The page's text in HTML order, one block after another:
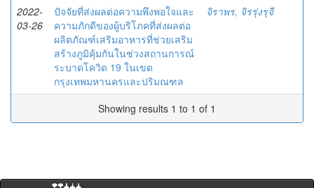
2022-
03-26
ปัจจัยที่ส่งผลต่อความพึงพอใจและ
ความภักดีของผู้บริโภคที่ส่งผลต่อ
ผลิตภัณฑ์เสริมอาหารที่ช่วยเสริม
สร้างภูมิคุ้มกันในช่วงสถานการณ์
ระบาดโควิด 19 ในเขต
กรุงเทพมหานครและปริมณฑล
จิราพร, จิรรุ่งรุจี
Showing results 1 to 1 of 1